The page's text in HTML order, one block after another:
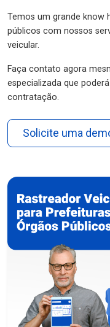
Temos um grande know
públicos com nossos
veicular.
Faça contato agora
especializada que
contratação.
Solicite uma